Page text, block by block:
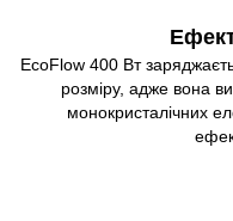
EcoFlow 400 Вт
розміру, адже вона
монокристалічних